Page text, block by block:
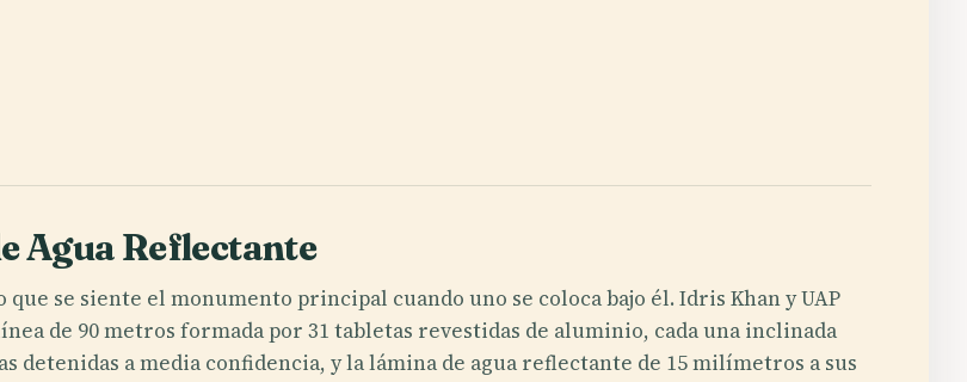
Agua Reflectante
que se siente el monumento principal cuando uno se coloca bajo él. Idris Khan y UAP
de 90 metros formada por 31 tabletas revestidas de aluminio, cada una inclinada
detenidas a media confidencia, y la lámina de agua reflectante de 15 milímetros a sus